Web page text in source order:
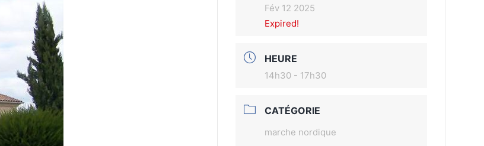
Fév 12 2025
Expired!
HEURE
14h30 - 17h30
CATÉGORIE
marche nordique